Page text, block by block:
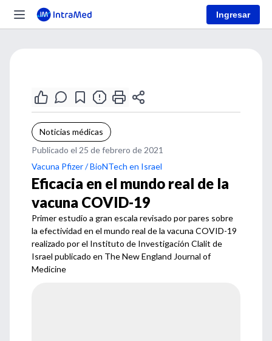
Ingresar
Noticias médicas
Publicado el 25 de febrero de 2021
Vacuna Pfizer / BioNTech en Israel
Eficacia en el mundo real de la
vacuna COVID-19
Primer estudio a gran escala revisado por pares sobre
la efectividad en el mundo real de la vacuna COVID-19
realizado por el Instituto de Investigación Clalit de
Israel publicado en The New England Journal of
Medicine